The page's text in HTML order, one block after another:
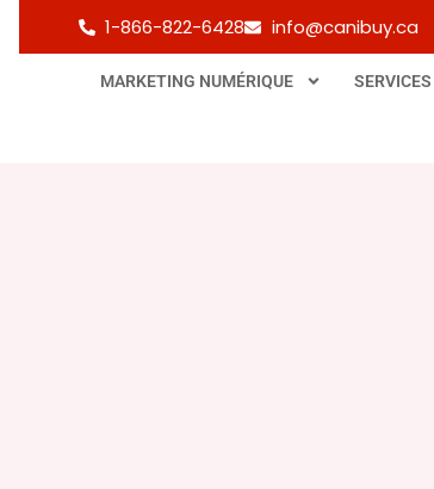
1-866-822-6428 info@canibuy.ca
MARKETING NUMÉRIQUE